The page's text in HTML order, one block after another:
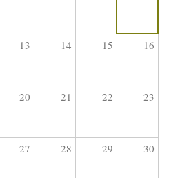
13 14 15 16
20 21 22 23
27 28 29 30